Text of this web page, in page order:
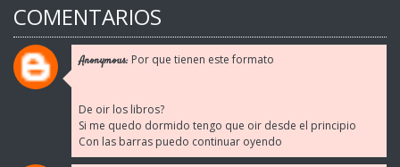
COMENTARIOS
Anonymous: Por que tienen este formato
De oir los libros?
Si me quedo dormido tengo que oir desde el principio
Con las barras puedo continuar oyendo